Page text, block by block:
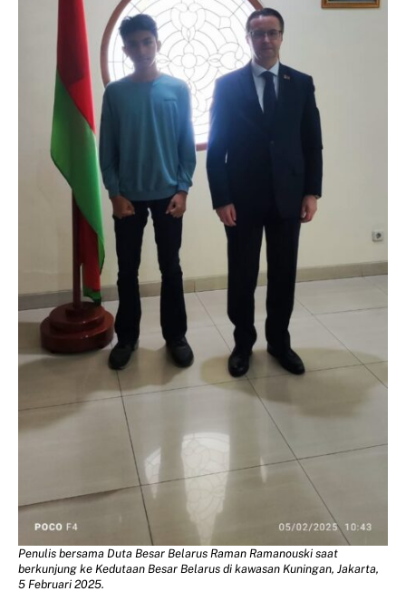
Penulis bersama Duta Besar Belarus Raman Ramanouski saat
berkunjung ke Kedutaan Besar Belarus di kawasan Kuningan, Jakarta,
5 Februari 2025.